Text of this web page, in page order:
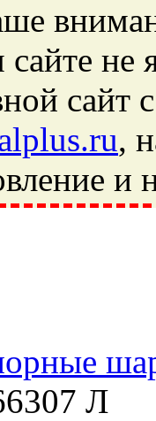
не
сайт
,
и
метизы, техника,
Л